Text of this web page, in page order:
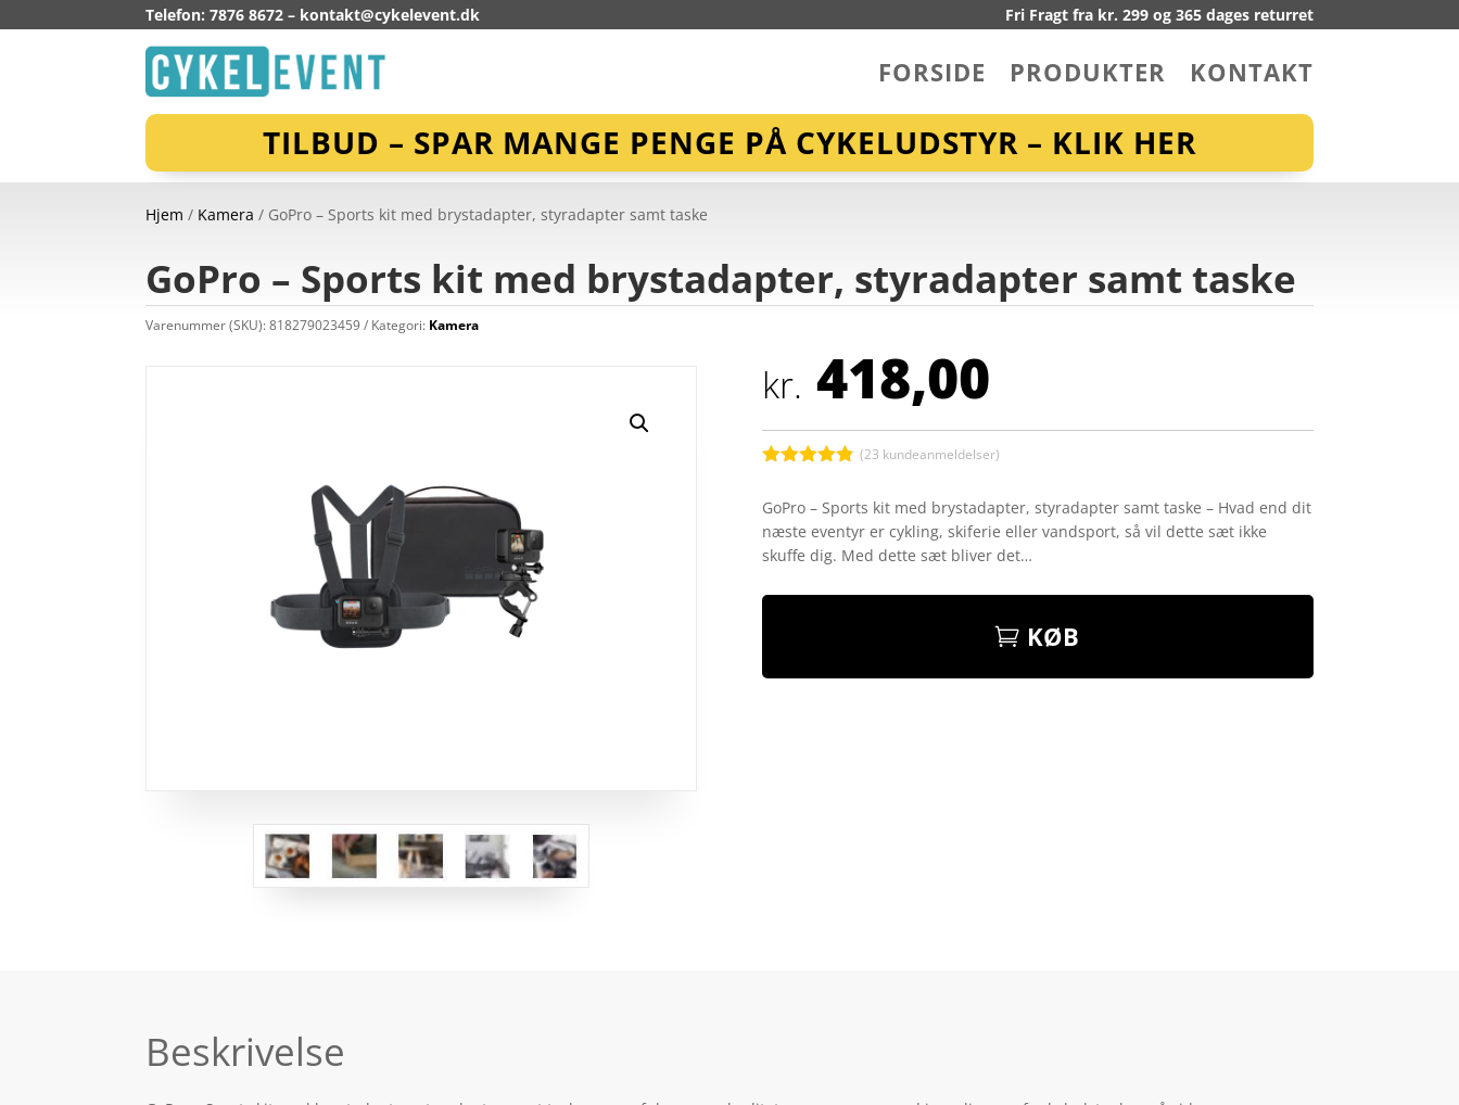
Telefon: 7876 8672 – kontakt@cykelevent.dk Fri Fragt fra kr. 299 og 365 dages returret
FORSIDE PRODUKTER KONTAKT
TILBUD – SPAR MANGE PENGE PÅ CYKELUDSTYR – KLIK HER
Hjem / Kamera / GoPro – Sports kit med brystadapter, styradapter samt taske
GoPro – Sports kit med brystadapter, styradapter samt taske
Varenummer (SKU):818279023459 Kategori: Kamera
kr. 418,00
ud af 5
baseret på
kundebedøm
melser
(23 kundeanmeldelser)
GoPro – Sports kit med brystadapter, styradapter samt taske – Hvad end dit
næste eventyr er cykling, skiferie eller vandsport, så vil dette sæt ikke
skuffe dig. Med dette sæt bliver det…
KØB
Beskrivelse